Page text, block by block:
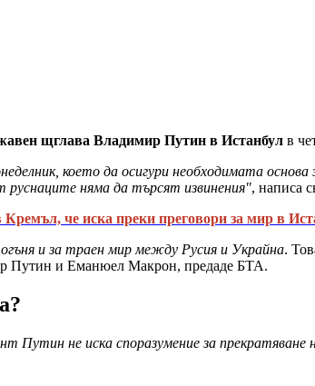
щглава Владимир Путин в Истанбул в
което да осигури необходимата
няма да търсят извинения", написа
че иска преки преговори за мир в
и за траен мир между Русия и Украйна.
Путин и Еманюел Макрон, предаде БТА.
Путин не иска споразумение за